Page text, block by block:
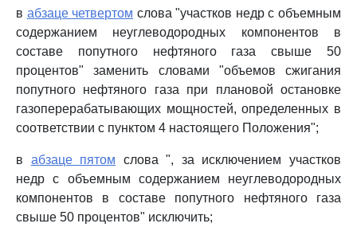
в абзаце четвертом слова "участков недр с объемным
содержанием неуглеводородных компонентов в
составе попутного нефтяного газа свыше 50
процентов" заменить словами "объемов сжигания
попутного нефтяного газа при плановой остановке
газоперерабатывающих мощностей, определенных в
соответствии с пунктом 4 настоящего Положения";
в абзаце пятом слова ", за исключением участков
недр с объемным содержанием неуглеводородных
компонентов в составе попутного нефтяного газа
свыше 50 процентов" исключить;